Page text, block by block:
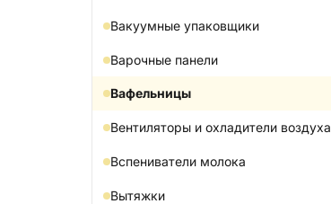
Вакуумные упаковщики
Варочные панели
Вафельницы
Вентиляторы и охладители воздуха
Вспениватели молока
Вытяжки